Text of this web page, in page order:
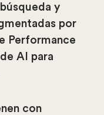
y
por
Performance
AI para
con